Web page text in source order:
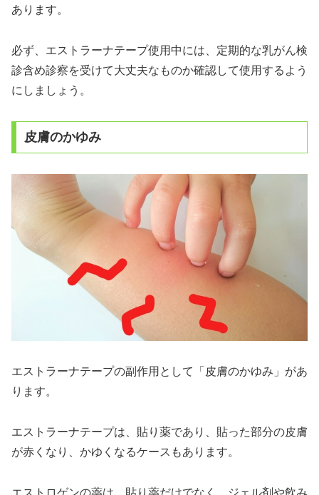
あります。
必ず、エストラーナテープ使用中には、定期的な乳がん検
診含め診察を受けて大丈夫なものか確認して使用するよう
にしましょう。
皮膚のかゆみ
エストラーナテープの副作用として「皮膚のかゆみ」があ
ります。
エストラーナテープは、貼り薬であり、貼った部分の皮膚
が赤くなり、かゆくなるケースもあります。
エストロゲンの薬は、貼り薬だけでなく、ジェル剤や飲み